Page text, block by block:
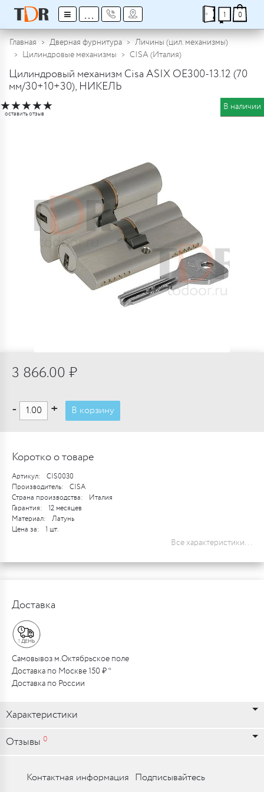
≡ ... 1 0
Главная Дверная фурнитура
Личины (цил. механизмы)
Цилиндровые механизмы
CISA (Италия)
Цилиндровый механизм Cisa ASIX OE300-13.12 (70
мм/30+10+30), НИКЕЛЬ
★★★★★
оставить отзыв
В наличии
3 866.00 ₽
- + В корзину
Коротко о товаре
Артикул:
CIS0030
Производитель:
CISA
Страна производства:
Италия
Гарантия:
12 месяцев
Материал:
Латунь
Цена за:
1 шт.
Все характеристики...
Доставка
Самовывоз м.Октябрьское поле
Доставка по Москве 150 ₽ *
Доставка по России
Характеристики
Отзывы 0
Контактная информация Подписывайтесь